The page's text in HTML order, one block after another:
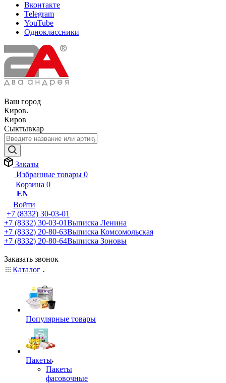
Вконтакте
Telegram
YouTube
Одноклассники
Ваш город
Киров
Киров
Сыктывкар
Заказы
Избранные товары 0
Корзина 0
EN
Войти
+7 (8332) 30-03-01
+7 (8332) 30-03-01Выписка Ленина
+7 (8332) 20-80-63Выписка Комсомольская
+7 (8332) 20-80-64Выписка Зоновы
Заказать звонок
Каталог
Популярные товары
Пакеты
Пакеты
фасовочные